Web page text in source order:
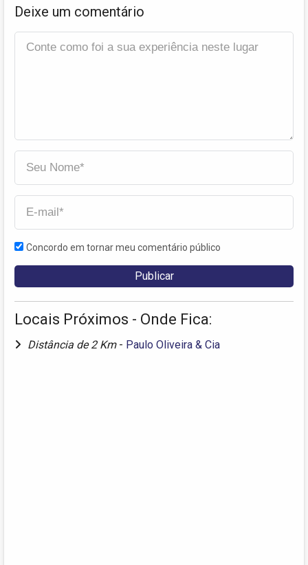
Deixe um comentário
Concordo em tornar meu comentário público
Locais Próximos - Onde Fica:
Distância de 2 Km - Paulo Oliveira & Cia